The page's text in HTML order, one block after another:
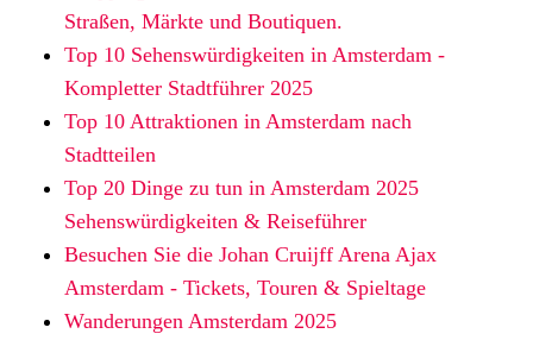
Straßen, Märkte und Boutiquen.
Top 10 Sehenswürdigkeiten in Amsterdam -
Kompletter Stadtführer 2025
Top 10 Attraktionen in Amsterdam nach
Stadtteilen
Top 20 Dinge zu tun in Amsterdam 2025
Sehenswürdigkeiten & Reiseführer
Besuchen Sie die Johan Cruijff Arena Ajax
Amsterdam - Tickets, Touren & Spieltage
Wanderungen Amsterdam 2025